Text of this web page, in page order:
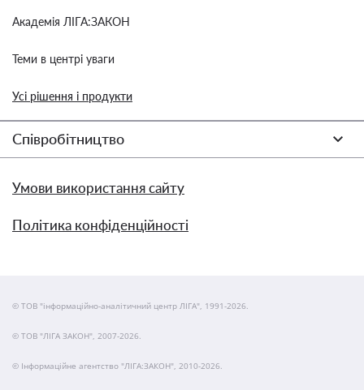
Академія ЛІГА:ЗАКОН
Теми в центрі уваги
Усі рішення і продукти
Співробітництво
Умови використання сайту
Політика конфіденційності
© ТОВ "інформаційно-аналітичний центр ЛІГА", 1991-2026.
© ТОВ "ЛІГА ЗАКОН", 2007-2026.
© Інформаційне агентство "ЛІГА:ЗАКОН", 2010-2026.